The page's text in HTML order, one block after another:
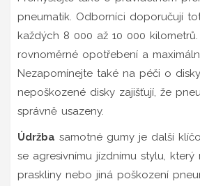
pneumatik. Odborníci doporučují
každých 8 000 až 10 000
rovnoměrné opotřebení a
Nezapomínejte také na péči o
nepoškozené disky zajišťují, že
správně usazeny.
Údržba samotné gumy je další
se agresivnímu jízdnímu stylu, který
praskliny nebo jiná poškození